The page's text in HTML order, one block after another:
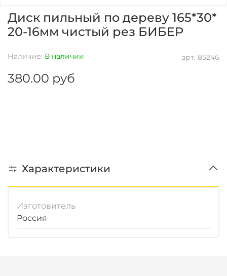
арт. 85246
Наличие: В наличии
Диск пильный по дереву 165*30*
20-16мм чистый рез БИБЕР
380.00 руб
Характеристики
Изготовитель
Россия